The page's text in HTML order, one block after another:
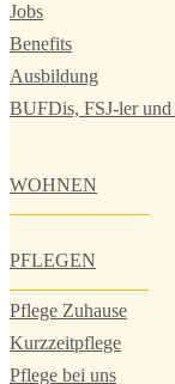
Jobs
Benefits
Ausbildung
BUFDis, FSJ-ler
WOHNEN
PFLEGEN
Pflege Zuhause
Kurzzeitpflege
Pflege bei uns